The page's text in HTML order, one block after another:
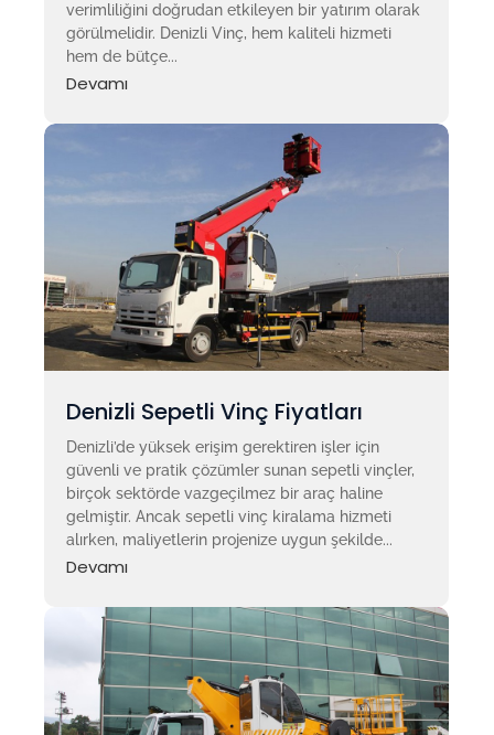
verimliliğini doğrudan etkileyen bir yatırım olarak
görülmelidir. Denizli Vinç, hem kaliteli hizmeti
hem de bütçe...
Devamı
Denizli Sepetli Vinç Fiyatları
Denizli’de yüksek erişim gerektiren işler için
güvenli ve pratik çözümler sunan sepetli vinçler,
birçok sektörde vazgeçilmez bir araç haline
gelmiştir. Ancak sepetli vinç kiralama hizmeti
alırken, maliyetlerin projenize uygun şekilde...
Devamı